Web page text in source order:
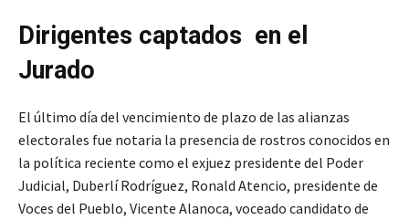
Dirigentes captados en el
Jurado
El último día del vencimiento de plazo de las alianzas
electorales fue notaria la presencia de rostros conocidos en
la política reciente como el exjuez presidente del Poder
Judicial, Duberlí Rodríguez, Ronald Atencio, presidente de
Voces del Pueblo, Vicente Alanoca, voceado candidato de